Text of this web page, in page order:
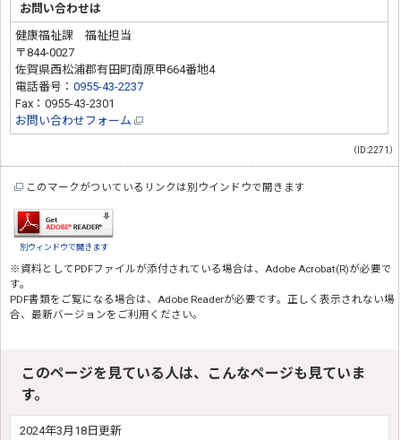
お問い合わせは
健康福祉課 福祉担当
〒844-0027
佐賀県西松浦郡有田町南原甲664番地4
電話番号：0955-43-2237
Fax：0955-43-2301
お問い合わせフォーム
（ID:2271）
このマークがついているリンクは別ウインドウで開きます
別ウィンドウで開きます
※資料としてPDFファイルが添付されている場合は、 Adobe Acrobat(R)が必要で
す。
PDF書類をご覧になる場合は、 Adobe Readerが必要です。正しく表示されない場
合、最新バージョンをご利用ください。
このページを見ている人は、こんなページも見ていま
す。
2024年3月18日更新